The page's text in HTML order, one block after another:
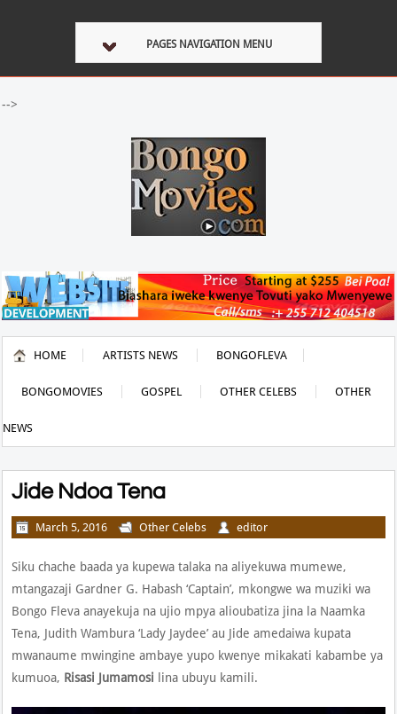
PAGES NAVIGATION MENU
-->
HOME ARTISTS NEWS BONGOFLEVA
BONGOMOVIES GOSPEL OTHER CELEBS OTHER
NEWS
Jide Ndoa Tena
March 5, 2016 Other Celebs editor
Siku chache baada ya kupewa talaka na aliyekuwa mumewe,
mtangazaji Gardner G. Habash ‘Captain’, mkongwe wa muziki wa
Bongo Fleva anayekuja na ujio mpya alioubatiza jina la Naamka
Tena, Judith Wambura ‘Lady Jaydee’ au Jide amedaiwa kupata
mwanaume mwingine ambaye yupo kwenye mikakati kabambe ya
kumuoa, Risasi Jumamosi lina ubuyu kamili.